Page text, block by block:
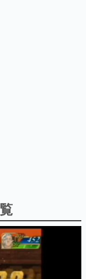
なトピック・タイト
ビューや識者による
る決定版！
ターの青春〜
るマンガ家・田中圭
ガです。